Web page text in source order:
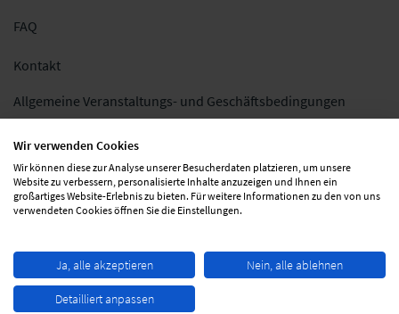
FAQ
Kontakt
Allgemeine Veranstaltungs- und Geschäftsbedingungen
Datenschutz
Folgen Sie uns
Wir verwenden Cookies
Wir können diese zur Analyse unserer Besucherdaten platzieren, um unsere
Website zu verbessern, personalisierte Inhalte anzuzeigen und Ihnen ein
großartiges Website-Erlebnis zu bieten. Für weitere Informationen zu den von uns
verwendeten Cookies öffnen Sie die Einstellungen.
Ja, alle akzeptieren Nein, alle ablehnen
Detailliert anpassen